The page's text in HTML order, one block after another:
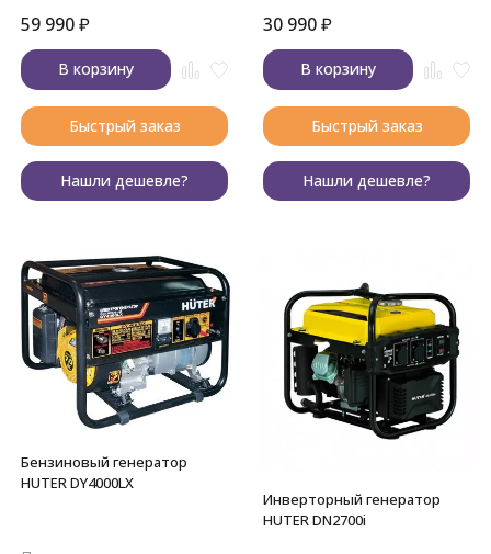
59 990₽
В корзину
Быстрый заказ
Нашли дешевле?
30 990₽
В корзину
Быстрый заказ
Нашли дешевле?
Бензиновый генератор
HUTER DY4000LX
Инверторный генератор
HUTER DN2700i